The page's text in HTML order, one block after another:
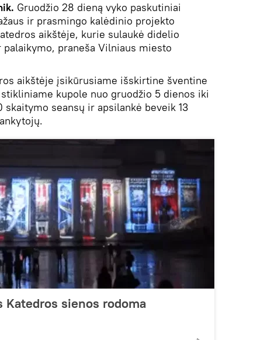
Gruodžio 28 dieną vyko paskutiniai
ir prasmingo kalėdinio projekto
aikštėje, kurie sulaukė didelio
praneša Vilniaus miesto
aikštėje įsikūrusiame išskirtine šventine
kupole nuo gruodžio 5 dienos iki
seansų ir apsilankė beveik 13
sienos rodoma